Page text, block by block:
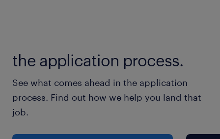
（1）9:30-18:00（実働7時間30分・休憩60分）
（2）10:00-18:30（実働7時間30分・休憩60
分）
（3）11:00-19:30（実働7時間30分・休憩60分）
the application process.
See what comes ahead in the application
process. Find out how we help you land that
job.